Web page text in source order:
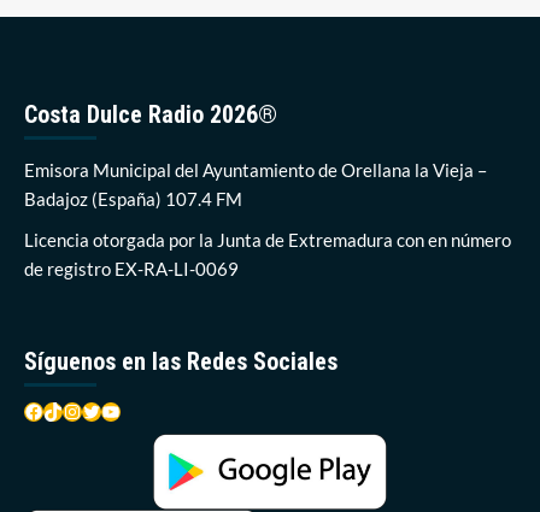
Costa Dulce Radio 2026®
Emisora Municipal del Ayuntamiento de Orellana la Vieja –
Badajoz (España) 107.4 FM
Licencia otorgada por la Junta de Extremadura con en número
de registro EX-RA-LI-0069
Síguenos en las Redes Sociales
Facebook
TikTok
Instagram
Twitter
YouTube